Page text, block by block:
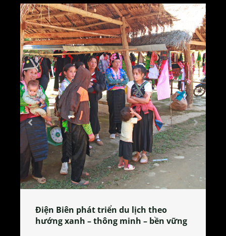
Làng làm bánh tẻ Phú Nhi – nơi lan
tỏa đặc sản xứ Đoài